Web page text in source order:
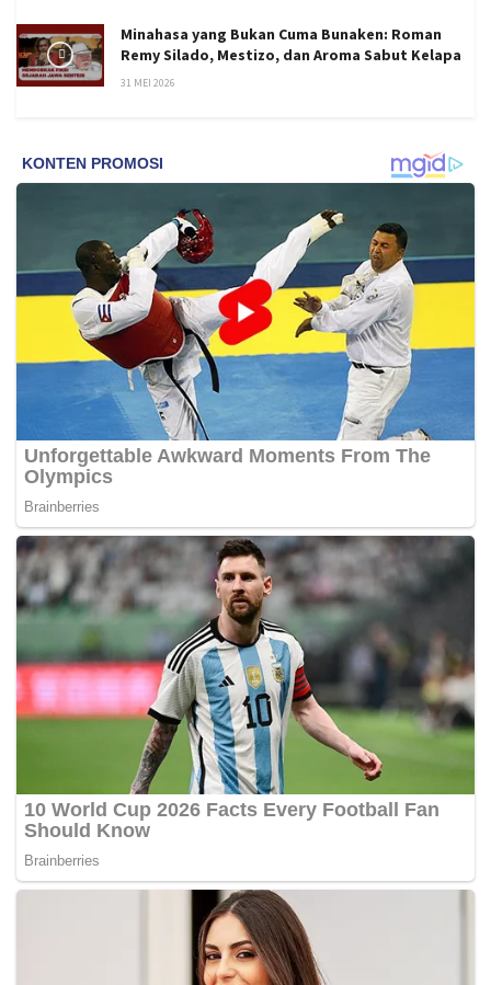
Minahasa yang Bukan Cuma Bunaken: Roman
Remy Silado, Mestizo, dan Aroma Sabut Kelapa
31 MEI 2026